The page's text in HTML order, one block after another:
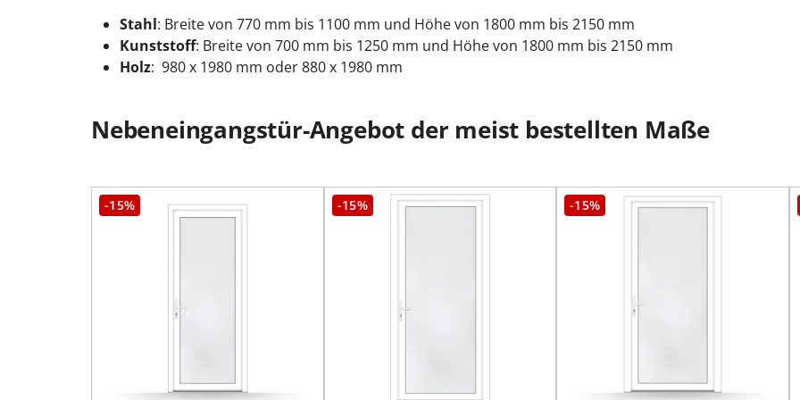
Stahl: Breite von 770 mm bis 1100 mm und Höhe von 1800 mm bis 2150 mm
Kunststoff: Breite von 700 mm bis 1250 mm und Höhe von 1800 mm bis 2150 mm
Holz: 980 x 1980 mm oder 880 x 1980 mm
Nebeneingangstür-Angebot der meist bestellten Maße
-15% -15% -15%